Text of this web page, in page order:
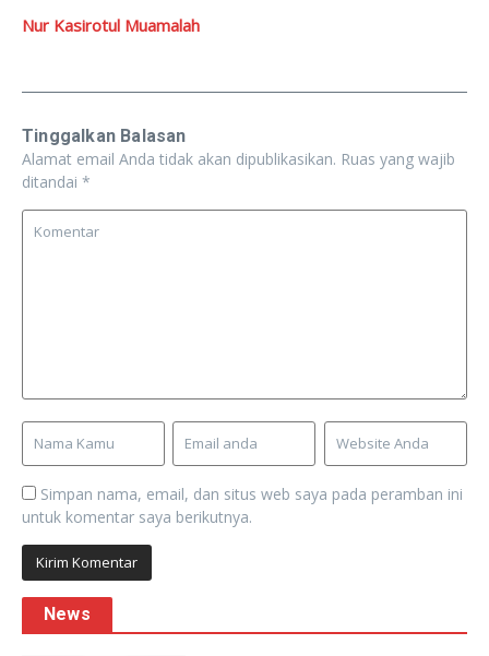
Nur Kasirotul Muamalah
Tinggalkan Balasan
Alamat email Anda tidak akan dipublikasikan. Ruas yang wajib
ditandai *
Simpan nama, email, dan situs web saya pada peramban ini
untuk komentar saya berikutnya.
News